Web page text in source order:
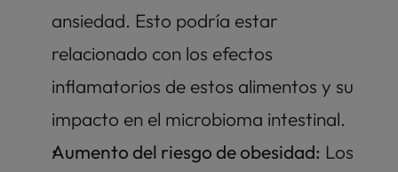
ansiedad. Esto podría estar
relacionado con los efectos
inflamatorios de estos alimentos y su
impacto en el microbioma intestinal.
Aumento del riesgo de obesidad: Los